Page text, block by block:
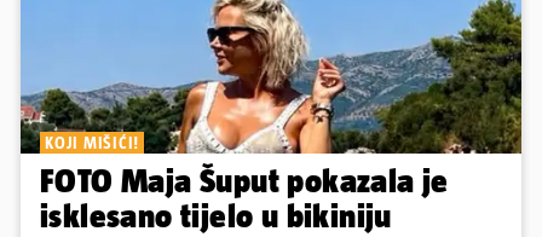
KOJI MIŠIĆI!
FOTO Maja Šuput pokazala je
isklesano tijelo u bikiniju